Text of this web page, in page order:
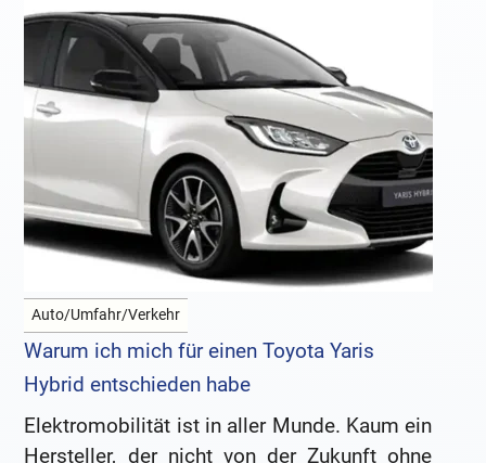
Auto/Umfahr/Verkehr
Warum ich mich für einen Toyota Yaris
Hybrid entschieden habe
Elektromobilität ist in aller Munde. Kaum ein
Hersteller, der nicht von der Zukunft ohne